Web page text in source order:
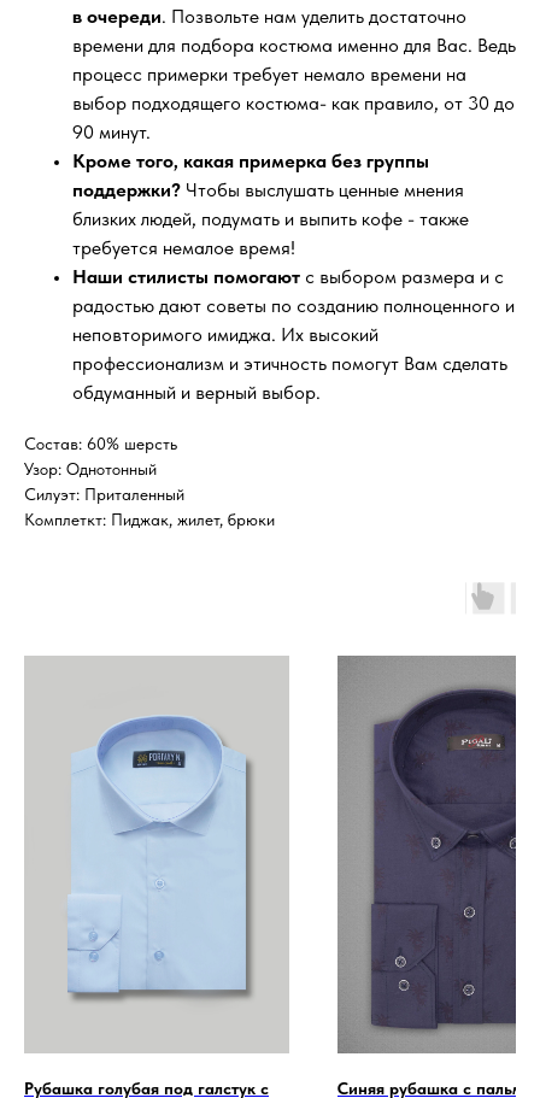
в очереди. Позвольте нам уделить достаточно
времени для подбора костюма именно для Вас. Ведь
процесс примерки требует немало времени на
выбор подходящего костюма- как правило, от 30 до
90 минут.
Кроме того, какая примерка без группы
поддержки? Чтобы выслушать ценные мнения
близких людей, подумать и выпить кофе - также
требуется немалое время!
Наши стилисты помогают с выбором размера и с
радостью дают советы по созданию полноценного и
неповторимого имиджа. Их высокий
профессионализм и этичность помогут Вам сделать
обдуманный и верный выбор.
Состав: 60% шерсть
Узор: Однотонный
Силуэт: Приталенный
Комплеткт: Пиджак, жилет, брюки
Рубашка голубая под галстук с Синяя рубашка с